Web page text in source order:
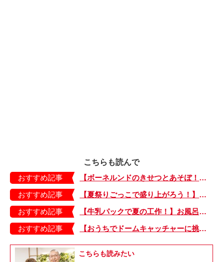
こちらも読んで
おすすめ記事
【ボーネルンドのきせつとあそぼ！】画用紙に、塗って、切って、貼って完成！ 夏を彩る元気なお花「カラフルサンフラワー」の作り方
おすすめ記事
【夏祭りごっこで盛り上がろう！】紙皿やストローでフォトプロップス風のおしゃれな「おめん」の作り方
おすすめ記事
【牛乳パックで夏の工作！】お風呂やおうちプールで水に浮かべてあそぼ！「牛乳パックのぷかぷかボート」
おすすめ記事
【おうちでドームキャッチャーに挑戦だ】アンパンマン わくわくドームキャッチャー
こちらも読みたい